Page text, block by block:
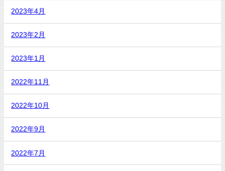
2023年4月
2023年2月
2023年1月
2022年11月
2022年10月
2022年9月
2022年7月